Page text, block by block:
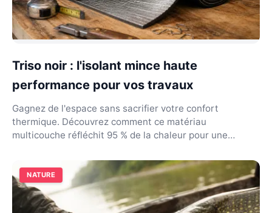
Triso noir : l'isolant mince haute
performance pour vos travaux
Gagnez de l'espace sans sacrifier votre confort
thermique. Découvrez comment ce matériau
multicouche réfléchit 95 % de la chaleur pour une
NATURE